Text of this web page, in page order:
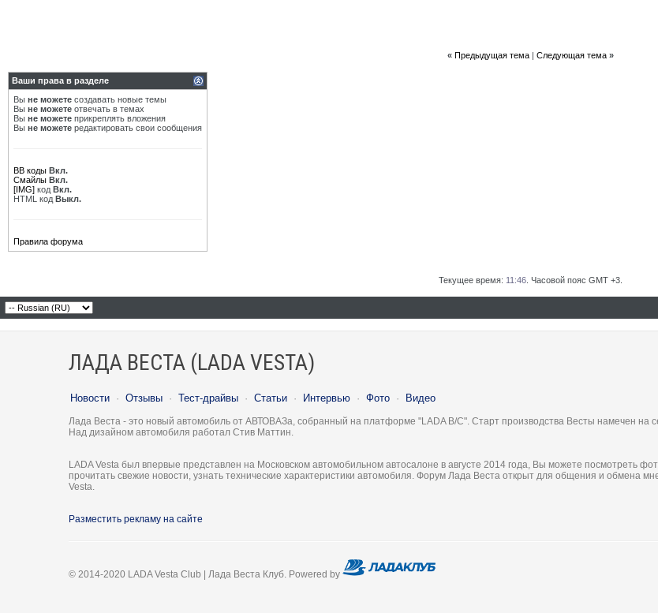
« Предыдущая тема| Следующая тема »
Ваши права в разделе
Вы не можете создавать новые темы
Вы не можете отвечать в темах
Вы не можете прикреплять вложения
Вы не можете редактировать свои сообщения
BB коды Вкл.
Смайлы Вкл.
[IMG] код Вкл.
HTML код Выкл.
Правила форума
Текущее время: 11:46. Часовой пояс GMT +3.
ЛАДА ВЕСТА (LADA VESTA)
Новости · Отзывы · Тест-драйвы · Статьи · Интервью · Фото · Видео
Лада Веста - это новый автомобиль от АВТОВАЗа, собранный на платформе "LADA B/C". Старт производства Весты намечен на
Над дизайном автомобиля работал Стив Маттин.
LADA Vesta был впервые представлен на Московском автомобильном автосалоне в августе 2014 года, Вы можете посмотреть
прочитать свежие новости, узнать технические характеристики автомобиля. Форум Лада Веста открыт для общения и обмена
Vesta.
Разместить рекламу на сайте
© 2014-2020 LADA Vesta Club | Лада Веста Клуб. Powered by